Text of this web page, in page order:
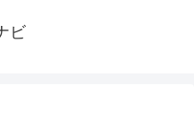
ビ